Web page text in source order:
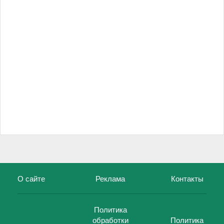
О сайте Реклама Контакты
Политика
обработки
Политика